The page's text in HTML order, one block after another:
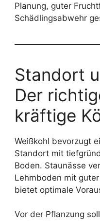
Planung, guter
Schädlingsabwehr
Standort
Der
kräftige
Weißkohl bevorzugt
Standort mit
Boden. Staunässe
Lehmboden mit
bietet optimale
Vor der Pflanzung